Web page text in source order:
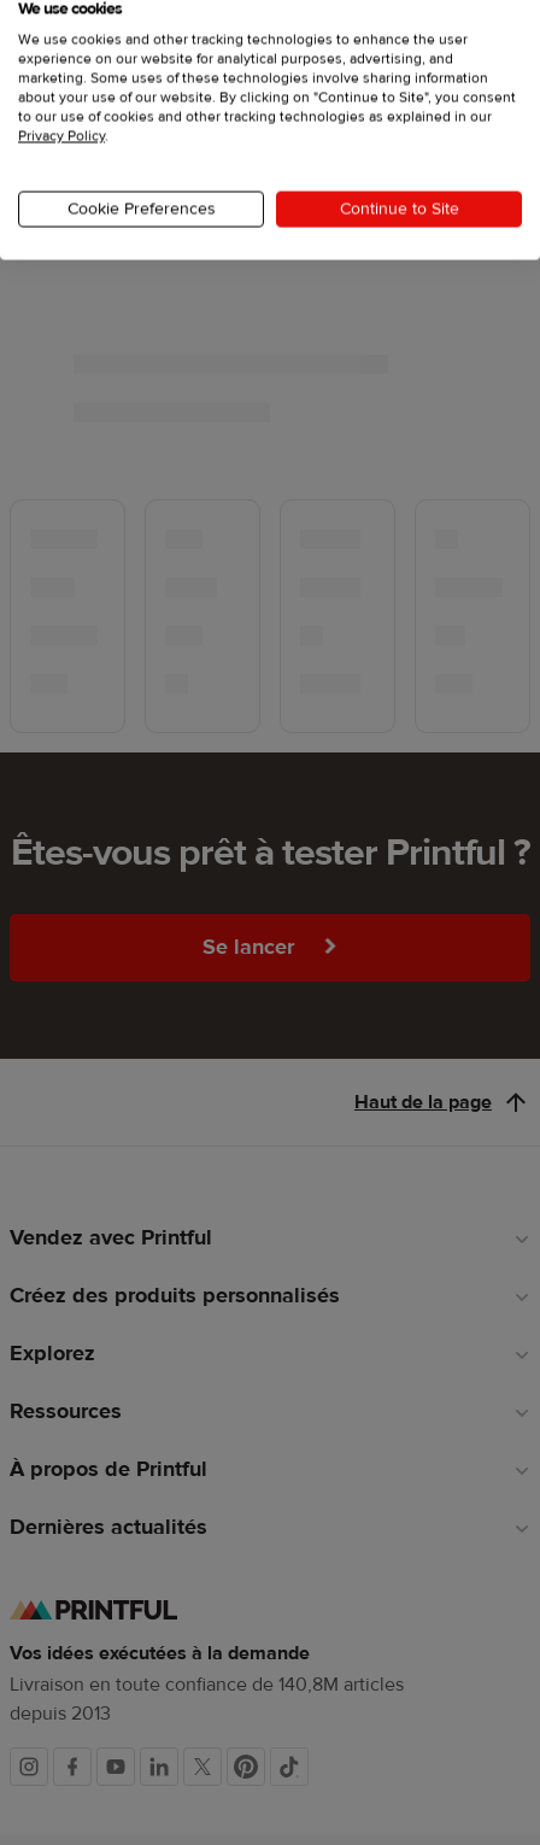
Êtes-vous prêt à tester Printful ?
Se lancer
Haut de la page
Liens
pied
page
Vendez avec Printful
Créez des produits personnalisés
Explorez
Ressources
À propos de Printful
Dernières actualités
Vos idées exécutées à la demande
Livraison en toute confiance de 140,8M articles
depuis 2013
Liens
We use cookies
We use cookies and other tracking technologies to enhance the user
experience on our website for analytical purposes, advertising, and
marketing. Some uses of these technologies involve sharing information
about your use of our website. By clicking on "Continue to Site", you consent
to our use of cookies and other tracking technologies as explained in our
Privacy Policy.
Cookie Preferences Continue to Site